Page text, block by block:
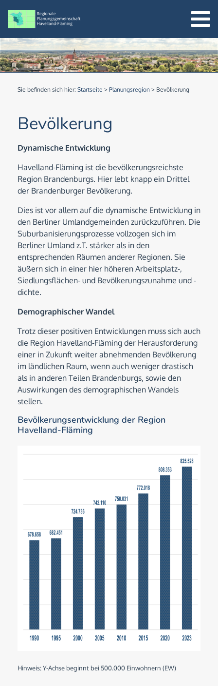
Sie befinden sich hier: Startseite > Planungsregion > Bevölkerung
Bevölkerung
Dynamische Entwicklung
Havelland-Fläming ist die bevölkerungsreichste
Region Brandenburgs. Hier lebt knapp ein Drittel
der Brandenburger Bevölkerung.
Dies ist vor allem auf die dynamische Entwicklung in
den Berliner Umlandgemeinden zurückzuführen. Die
Suburbanisierungsprozesse vollzogen sich im
Berliner Umland z.T. stärker als in den
entsprechenden Räumen anderer Regionen. Sie
äußern sich in einer hier höheren Arbeitsplatz-,
Siedlungsflächen- und Bevölkerungszunahme und -
dichte.
Demographischer Wandel
Trotz dieser positiven Entwicklungen muss sich auch
die Region Havelland-Fläming der Herausforderung
einer in Zukunft weiter abnehmenden Bevölkerung
im ländlichen Raum, wenn auch weniger drastisch
als in anderen Teilen Brandenburgs, sowie den
Auswirkungen des demographischen Wandels
stellen.
Bevölkerungsentwicklung der Region
Havelland-Fläming
Hinweis: Y-Achse beginnt bei 500.000 Einwohnern (EW)